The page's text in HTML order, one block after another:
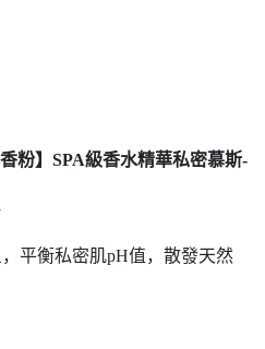
粉】SPA級香水精華私密慕斯-
平衡私密肌pH值，散發天然